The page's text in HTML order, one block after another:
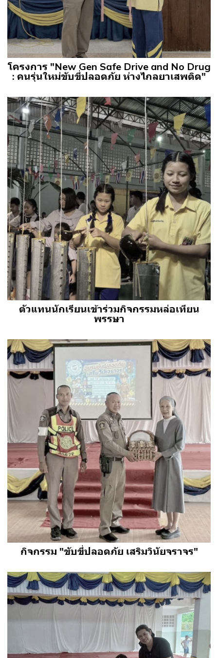
โครงการ "New Gen Safe Drive and No Drug
: คนรุ่นใหม่ขับขี่ปลอดภัย ห่างไกลยาเสพติด"
ตัวแทนนักเรียนเข้าร่วมกิจกรรมหล่อเทียน
พรรษา
กิจกรรม "ขับขี่ปลอดภัย เสริมวินัยจราจร"